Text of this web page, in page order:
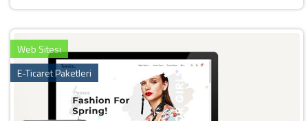
Web Sitesi
E-Ticaret Paketleri